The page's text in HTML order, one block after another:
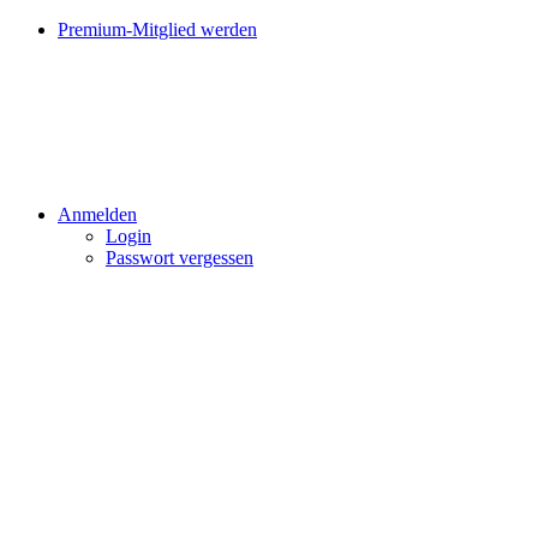
Premium-Mitglied werden
Anmelden
Login
Passwort vergessen